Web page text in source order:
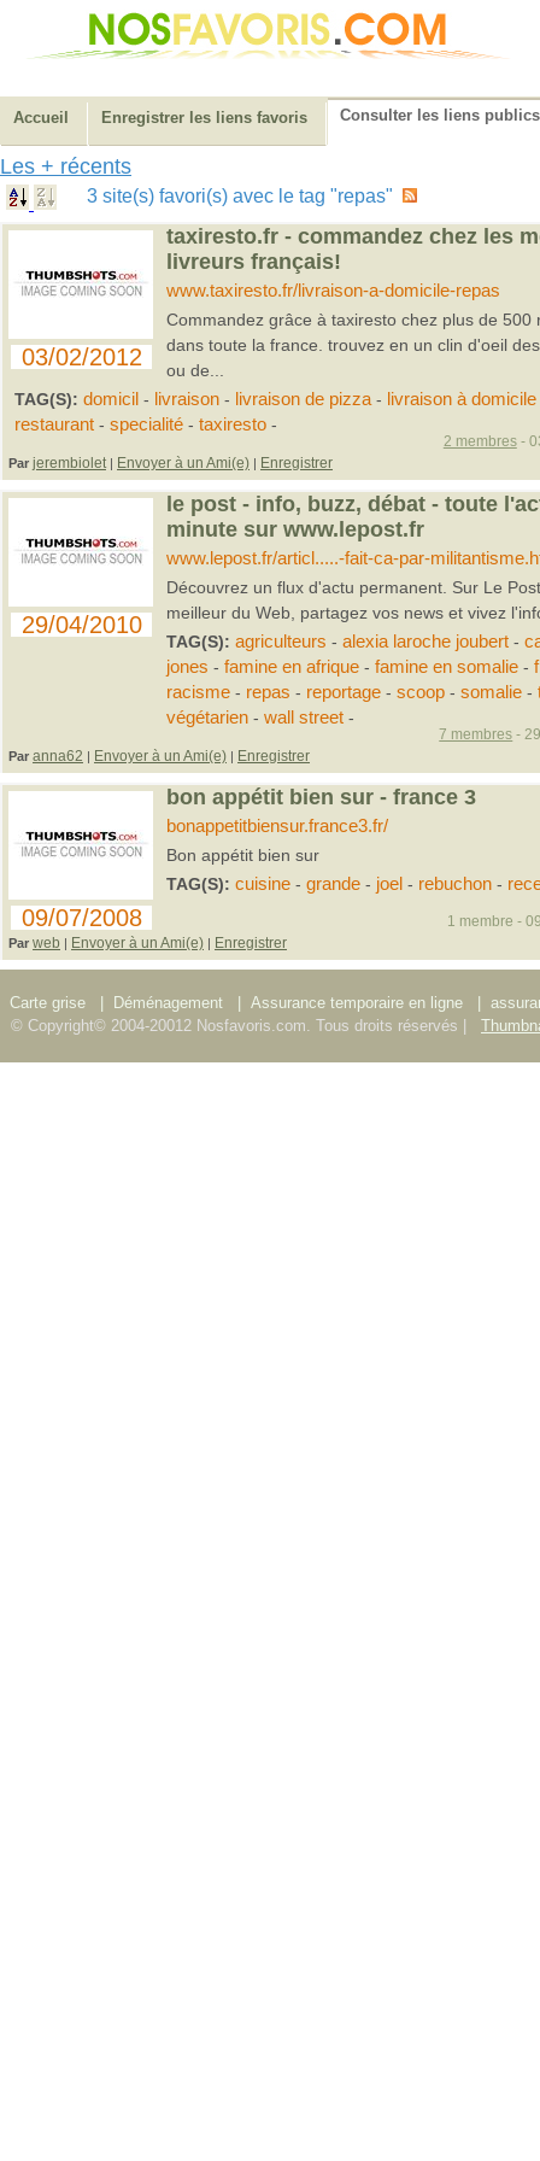
Accueil Enregistrer les liens favoris Consulter les liens publics
Les + récents
3 site(s) favori(s) avec le tag "repas"
03/02/2012
taxiresto.fr - commandez chez les
livreurs français!
www.taxiresto.fr/livraison-a-domicile-repas
Commandez grâce à taxiresto chez plus de 500
dans toute la france. trouvez en un clin d'oeil
ou de...
TAG(S): domicil - livraison - livraison de pizza - livraison à domicile
restaurant - specialité - taxiresto -
Par jerembiolet | Envoyer à un Ami(e) | Enregistrer
2 membres-
29/04/2010
le post - info, buzz, débat - toute
minute sur www.lepost.fr
www.lepost.fr/articl.....-fait-ca-par-
Découvrez un flux d'actu permanent. Sur Le
meilleur du Web, partagez vos news et vivez
TAG(S): agriculteurs - alexia laroche joubert-
jones - famine en afrique- famine en somalie-
racisme- repas - reportage- scoop- somalie-
végétarien- wall street-
Par anna62 | Envoyer à un Ami(e) | Enregistrer
7 membres -
09/07/2008
bon appétit bien sur - france 3
bonappetitbiensur.france3.fr/
Bon appétit bien sur
TAG(S): cuisine- grande- joel - rebuchon-
Par web | Envoyer à un Ami(e) | Enregistrer
1 membre -
Carte grise Déménagement Assurance temporaire en ligne
© Copyright© 2004-20012 Nosfavoris.com. Tous droits réservés |